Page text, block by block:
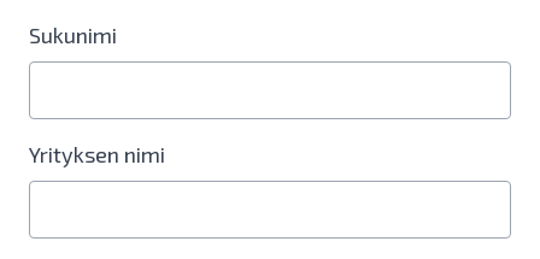
Sukunimi
Yrityksen nimi